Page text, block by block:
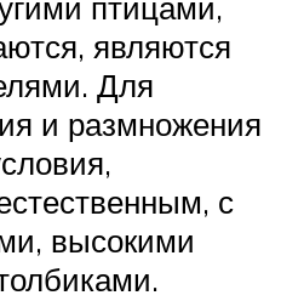
являются
Для
и размножения
с
высокими